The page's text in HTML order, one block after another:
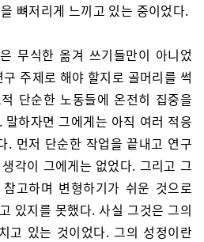
뼈저리게 느끼고 있는 중이었다.
무식한 옮겨 쓰기들만이 아니었
주제로 해야 할지로 골머리를 썩
단순한 노동들에 온전히 집중을
하자면 그에게는 아직 여러 적응
. 먼저 단순한 작업을 끝내고 연구
각이 그에게는 없었다. 그리고 그
고하며 변형하기가 쉬운 것으로
있지를 못했다. 사실 그것은 그의
고 있는 것이었다. 그의 성정이란